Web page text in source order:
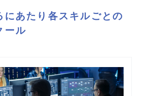
にあたり各スキルごとの
ール